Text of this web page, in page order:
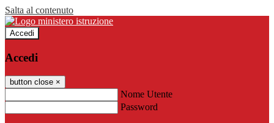
Salta al contenuto
Accedi
Accedi
button close ×
Nome Utente
Password